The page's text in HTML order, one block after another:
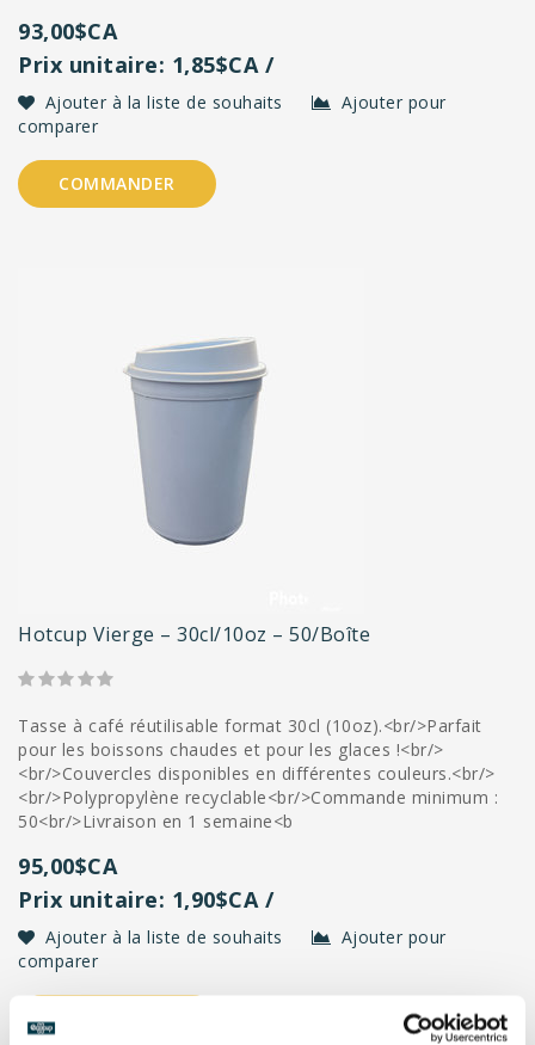
93,00$CA
Prix unitaire: 1,85$CA /
Ajouter à la liste de souhaits
Ajouter pour
comparer
COMMANDER
Hotcup Vierge – 30cl/10oz – 50/boîte
Tasse à café réutilisable format 30cl (10oz).<br/>Parfait
pour les boissons chaudes et pour les glaces !<br/>
<br/>Couvercles disponibles en différentes couleurs.<br/>
<br/>Polypropylène recyclable<br/>Commande minimum :
50<br/>Livraison en 1 semaine<b
95,00$CA
Prix unitaire: 1,90$CA /
Ajouter à la liste de souhaits
Ajouter pour
comparer